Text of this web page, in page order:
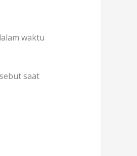
waktu
saat